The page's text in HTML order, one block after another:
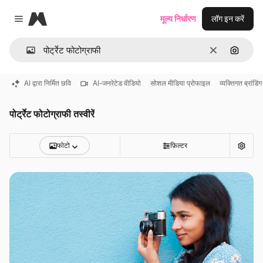
Close menu
Magnific
साफ़ इमेज से
मूल्य निर्धारण लॉग इन करें
AI द्वारा निर्मित छवि AI-जनरेटेड वीडियो सोशल मीडिया प्रोफाइल व्यक्तिगत ब्रांडिंग
पोर्ट्रेट फोटोग्राफी तस्वीरें
फोटो फ़िल्टर